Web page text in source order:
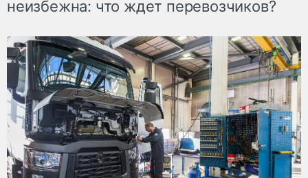
неизбежна: что ждет перевозчиков?